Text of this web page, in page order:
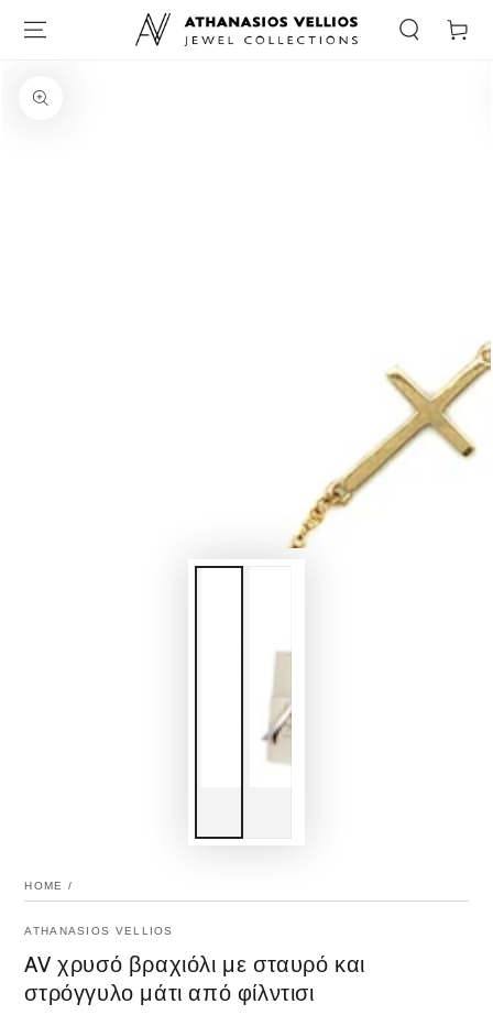
Καλάθι
HOME /
ATHANASIOS VELLIOS
AV χρυσό βραχιόλι με σταυρό και
στρόγγυλο μάτι από φίλντισι